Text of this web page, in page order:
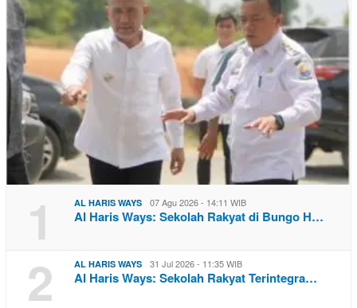
1 AL HARIS WAYS 07 Agu 2026 - 14:11 WIB
Al Haris Ways: Sekolah Rakyat di Bungo H…
2 AL HARIS WAYS 31 Jul 2026 - 11:35 WIB
Al Haris Ways: Sekolah Rakyat Terintegra…